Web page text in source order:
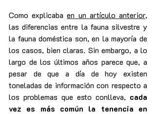
Como explicaba en un artículo anterior,
las diferencias entre la fauna silvestre y
la fauna doméstica son, en la mayoría de
los casos, bien claras. Sin embargo, a lo
largo de los últimos años parece que, a
pesar de que a día de hoy existen
toneladas de información con respecto a
los problemas que esto conlleva, cada
vez es más común la tenencia en